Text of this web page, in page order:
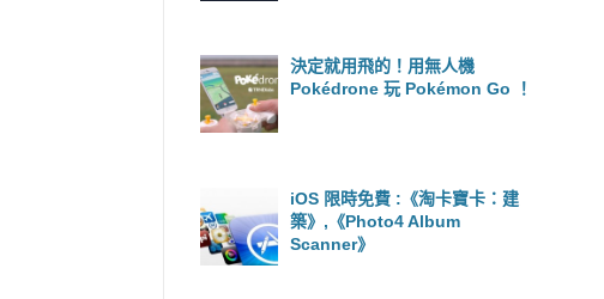
決定就用飛的！用無人機
Pokédrone 玩 Pokémon Go ！
iOS 限時免費 :《淘卡寶卡：建
築》,《Photo4 Album
Scanner》